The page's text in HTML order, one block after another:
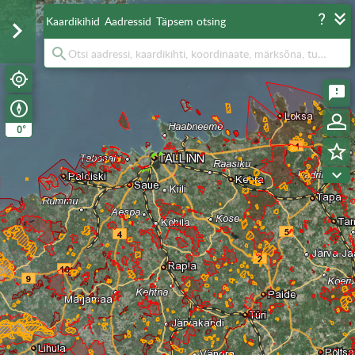
0°
Kaardikihid Aadressid Täpsem otsing